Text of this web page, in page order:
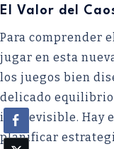
El Valor del
Para comprender
jugar en esta
los juegos bien
delicado
imprevisible. Hay
planificar